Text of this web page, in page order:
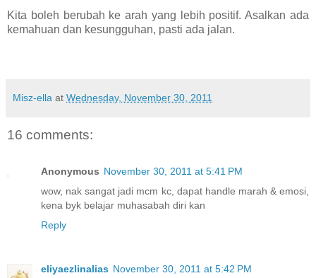
Kita boleh berubah ke arah yang lebih positif. Asalkan ada
kemahuan dan kesungguhan, pasti ada jalan.
Misz-ella at Wednesday, November 30, 2011
16 comments:
Anonymous November 30, 2011 at 5:41 PM
wow, nak sangat jadi mcm kc, dapat handle marah & emosi,
kena byk belajar muhasabah diri kan
Reply
eliyaezlinalias November 30, 2011 at 5:42 PM